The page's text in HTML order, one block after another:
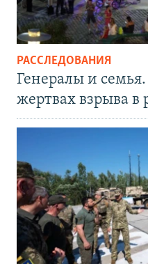
РАССЛЕДОВАНИЯ
Генералы и
жертвах взрыва в